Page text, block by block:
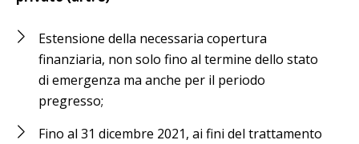
Estensione della necessaria copertura
finanziaria, non solo fino al termine dello stato
di emergenza ma anche per il periodo
pregresso;
Fino al 31 dicembre 2021, ai fini del trattamento